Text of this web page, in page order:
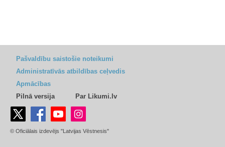
Pašvaldību saistošie noteikumi
Administratīvās atbildības ceļvedis
Apmācības
Pilnā versija
Par Likumi.lv
© Oficiālais izdevējs "Latvijas Vēstnesis"